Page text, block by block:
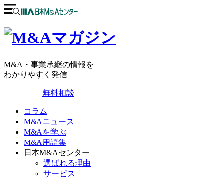
M&A・事業承継の情報を
わかりやすく発信
無料相談
コラム
M&Aニュース
M&Aを学ぶ
M&A用語集
日本M&Aセンター
選ばれる理由
サービス